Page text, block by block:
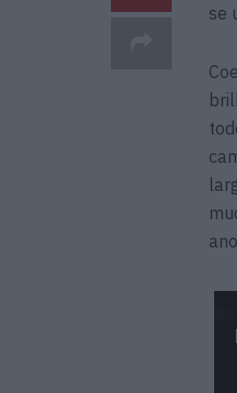
se